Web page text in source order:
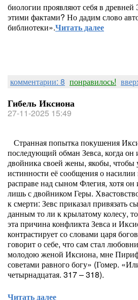
биологии проявляют себя в древней
этими фактами? Но дадим слово
библиотеки».Читать далее
комментарии: 8 понравилось!
Гибель Иксиона
27-11-2025 15:49
Странная попытка покушения
последующий обман Зевса, когда он
двойника своей жены, якобы, чтобы
истинности её сообщения о
расправе над сыном Флегия, хотя он
лишь с двойником Геры.
к смерти: Зевс приказал привязать
данным то ли к крылатому колесу,
эта причина конфликта Зевса и
контрастирует со словами царя
говорит о себе, что сам стал
молодою женой Иксиона, мне
советами равного богу» (Гомер.
четырнадцатая. 317 – 318).
Читать далее